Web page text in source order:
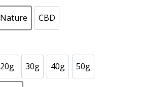
Nature
Nature CBD
CBD
20g
20g 30g
30g 40g
40g 50g
50g